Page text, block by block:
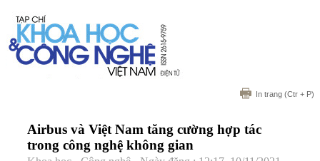
In trang (Ctr + P)
Airbus và Việt Nam tăng cường hợp tác
trong công nghệ không gian